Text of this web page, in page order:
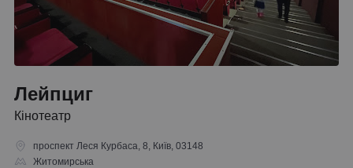
Лейпциг
Кінотеатр
проспект Леся Курбаса, 8, Київ, 03148
Житомирська